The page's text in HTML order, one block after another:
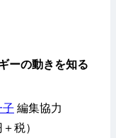
ーの動きを知る
子 編集協力
税）